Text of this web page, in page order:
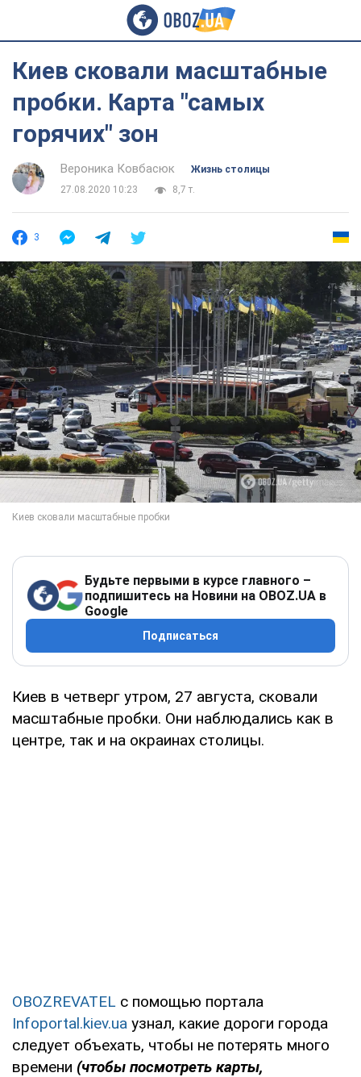
Киев сковали масштабные
пробки. Карта "самых
горячих" зон
Вероника Ковбасюк
Жизнь столицы
27.08.2020 10:23
8,7 т.
3
Будьте первыми в курсе главного –
подпишитесь на Новини на OBOZ.UA в
Google
Подписаться
Киев в четверг утром, 27 августа, сковали
масштабные пробки. Они наблюдались как в
центре, так и на окраинах столицы.
OBOZREVATEL с помощью портала
Infoportal.kiev.ua узнал, какие дороги города
следует объехать, чтобы не потерять много
времени (чтобы посмотреть карты,